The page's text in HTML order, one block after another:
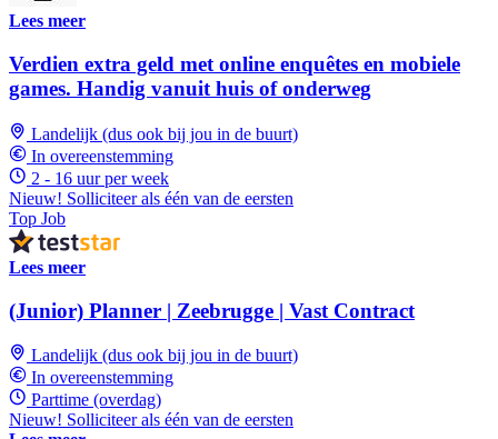
Lees meer
Verdien extra geld met online enquêtes en mobiele
games. Handig vanuit huis of onderweg
Landelijk (dus ook bij jou in de buurt)
In overeenstemming
2 - 16 uur per week
Nieuw! Solliciteer als één van de eersten
Top Job
Lees meer
(Junior) Planner | Zeebrugge | Vast Contract
Landelijk (dus ook bij jou in de buurt)
In overeenstemming
Parttime (overdag)
Nieuw! Solliciteer als één van de eersten